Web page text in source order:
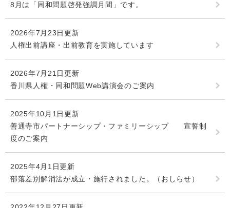
8月は「同和問題啓発強調月間」です。
2026年7月23日更新
人権出前講座・出前教育を実施しています
2026年7月21日更新
香川県人権・同和問題Web講演会のご案内
2025年10月1日更新
善通寺市パートナーシップ・ファミリーシップ 宣誓制
度のご案内
2025年4月1日更新
部落差別解消法が成立・施行されました。（おしらせ）